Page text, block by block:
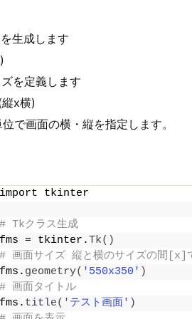
生成します
を定義します
x横)
で画面の横・縦を指定します。
import tkinter
# Tkクラス生成
fms = tkinter.Tk()
# 画面サイズ 縦と横のサイズの間[x]
fms. geometry( '550x350' )
# 画面タイトル
fms. title( 'テスト画面' )